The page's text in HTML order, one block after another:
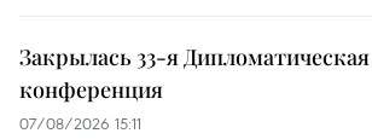
Закрылась 33-я Дипломатическая
конференция
07/08/2026 15:11